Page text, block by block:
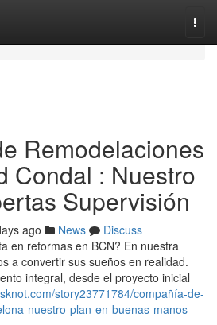
Remodelaciones
Condal : Nuestro
Supervisión
ago News
Discuss
en reformas en BCN? En nuestra
a convertir sus sueños en realidad.
integral, desde el proyecto inicial
story23771784/compañía-de-
nuestro-plan-en-buenas-manos